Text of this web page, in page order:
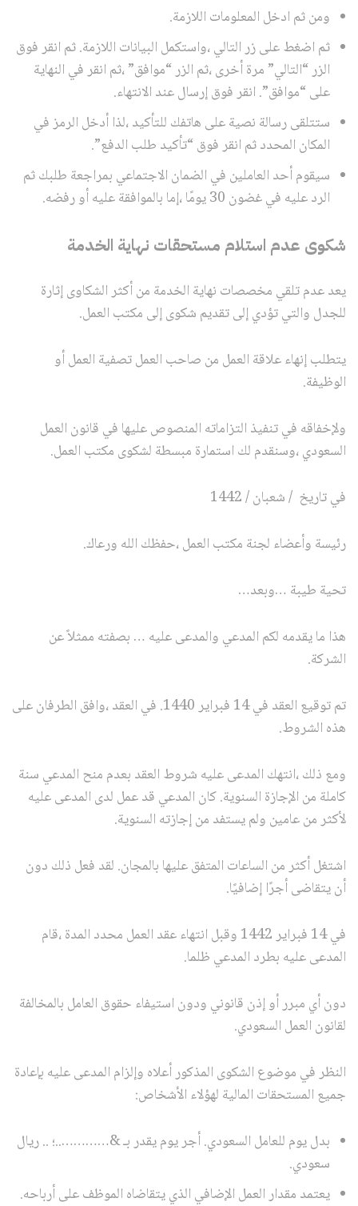
ومن ثم ادخل المعلومات اللازمة.
ثم اضغط على زر التالي ،واستكمل البيانات اللازمة. ثم انقر فوق
الزر “التالي” مرة أخرى ،ثم الزر “موافق” ،ثم انقر في النهاية
على “موافق”. انقر فوق إرسال عند الانتهاء.
ستتلقى رسالة نصية على هاتفك للتأكيد ،لذا أدخل الرمز في
المكان المحدد ثم انقر فوق “تأكيد طلب الدفع”.
سيقوم أحد العاملين في الضمان الاجتماعي بمراجعة طلبك ثم
الرد عليه في غضون 30 يومًا ،إما بالموافقة عليه أو رفضه.
شكوى عدم استلام مستحقات نهاية الخدمة
يعد عدم تلقي مخصصات نهاية الخدمة من أكثر الشكاوى إثارة
للجدل والتي تؤدي إلى تقديم شكوى إلى مكتب العمل.
يتطلب إنهاء علاقة العمل من صاحب العمل تصفية العمل أو
الوظيفة.
ولإخفاقه في تنفيذ التزاماته المنصوص عليها في قانون العمل
السعودي ،وسنقدم لك استمارة مبسطة لشكوى مكتب العمل.
في تاريخ / شعبان / 1442
رئيسة وأعضاء لجنة مكتب العمل ،حفظك الله ورعاك.
تحية طيبة …وبعد…
هذا ما يقدمه لكم المدعي والمدعى عليه … بصفته ممثلاً عن
الشركة.
تم توقيع العقد في 14 فبراير 1440. في العقد ،وافق الطرفان على
هذه الشروط.
ومع ذلك ،انتهك المدعى عليه شروط العقد بعدم منح المدعي سنة
كاملة من الإجازة السنوية. كان المدعي قد عمل لدى المدعى عليه
لأكثر من عامين ولم يستفد من إجازته السنوية.
اشتغل أكثر من الساعات المتفق عليها بالمجان. لقد فعل ذلك دون
أن يتقاضى أجرًا إضافيًا.
في 14 فبراير 1442 وقبل انتهاء عقد العمل محدد المدة ،قام
المدعى عليه بطرد المدعي ظلما.
دون أي مبرر أو إذن قانوني ودون استيفاء حقوق العامل بالمخالفة
لقانون العمل السعودي.
النظر في موضوع الشكوى المذكور أعلاه وإلزام المدعى عليه بإعادة
جميع المستحقات المالية لهؤلاء الأشخاص:
بدل يوم للعامل السعودي. أجر يوم يقدر بـ &…………..؛ .. ريال
سعودي.
يعتمد مقدار العمل الإضافي الذي يتقاضاه الموظف على أرباحه.